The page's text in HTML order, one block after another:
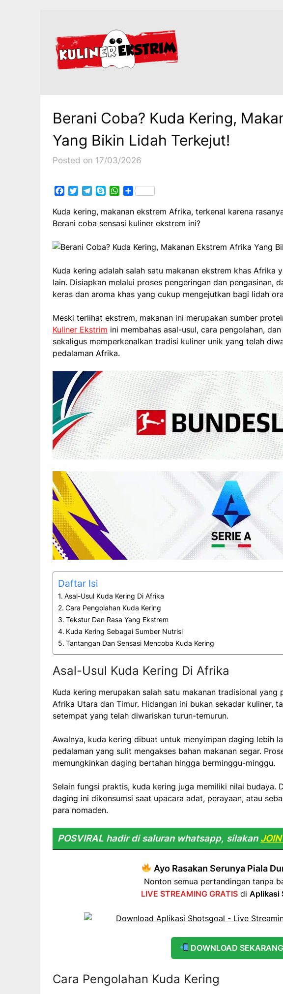
Berani Coba? Kuda Kering,
Yang Bikin Lidah Terkejut!
Posted on 17/03/2026
Facebook
TwitterTelegram
SkypeWhatsApp
Share
Kuda kering, makanan ekstrem Afrika, terkenal karena
Berani coba sensasi kuliner ekstrem ini?
Kuda kering adalah salah satu makanan ekstrem khas Afrika
lain. Disiapkan melalui proses pengeringan dan pengasinan,
keras dan aroma khas yang cukup mengejutkan bagi lidah
Meski terlihat ekstrem, makanan ini merupakan sumber
Kuliner Ekstrim ini membahas asal-usul, cara pengolahan,
sekaligus memperkenalkan tradisi kuliner unik yang telah
pedalaman Afrika.
Daftar Isi
Asal-Usul Kuda Kering Di Afrika
Cara Pengolahan Kuda Kering
Tekstur Dan Rasa Yang Ekstrem
Kuda Kering Sebagai Sumber Nutrisi
Tantangan Dan Sensasi Mencoba Kuda Kering
Asal-Usul Kuda Kering Di Afrika
Kuda kering merupakan salah satu makanan tradisional
Afrika Utara dan Timur. Hidangan ini bukan sekadar kuliner,
setempat yang telah diwariskan turun-temurun.
Awalnya, kuda kering dibuat untuk menyimpan daging lebih
pedalaman yang sulit mengakses bahan makanan segar.
memungkinkan daging bertahan hingga berminggu-minggu.
Selain fungsi praktis, kuda kering juga memiliki nilai budaya.
daging ini dikonsumsi saat upacara adat, perayaan, atau
para nomaden.
POSVIRAL hadir di saluran whatsapp, silakan
Ayo Rasakan Serunya Piala
Nonton semua pertandingan tanpa
LIVE STREAMING GRATIS diAplikasi
DOWNLOAD SEKARANG
Cara Pengolahan Kuda Kering